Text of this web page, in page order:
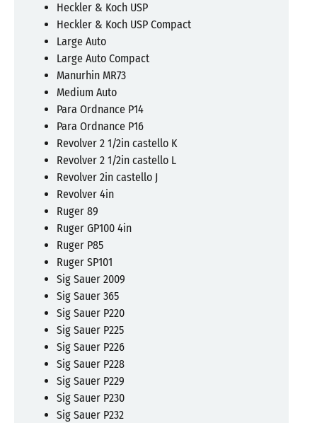
Heckler & Koch USP
Heckler & Koch USP Compact
Large Auto
Large Auto Compact
Manurhin MR73
Medium Auto
Para Ordnance P14
Para Ordnance P16
Revolver 2 1/2in castello K
Revolver 2 1/2in castello L
Revolver 2in castello J
Revolver 4in
Ruger 89
Ruger GP100 4in
Ruger P85
Ruger SP101
Sig Sauer 2009
Sig Sauer 365
Sig Sauer P220
Sig Sauer P225
Sig Sauer P226
Sig Sauer P228
Sig Sauer P229
Sig Sauer P230
Sig Sauer P232